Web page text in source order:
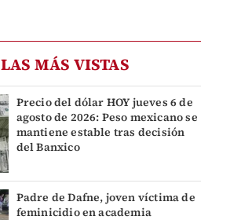
LAS MÁS VISTAS
Precio del dólar HOY jueves 6 de
agosto de 2026: Peso mexicano se
mantiene estable tras decisión
del Banxico
Padre de Dafne, joven víctima de
feminicidio en academia